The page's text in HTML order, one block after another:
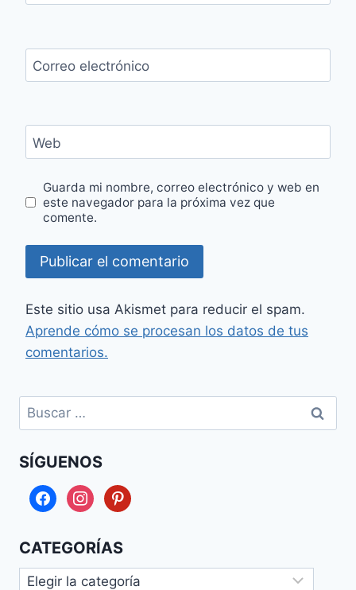
Correo electrónico
Web
Guarda mi nombre, correo electrónico y web en
este navegador para la próxima vez que
comente.
Este sitio usa Akismet para reducir el spam.
Aprende cómo se procesan los datos de tus
comentarios.
Buscar:
SÍGUENOS
facebookinstagrampinterest
CATEGORÍAS
Categorías